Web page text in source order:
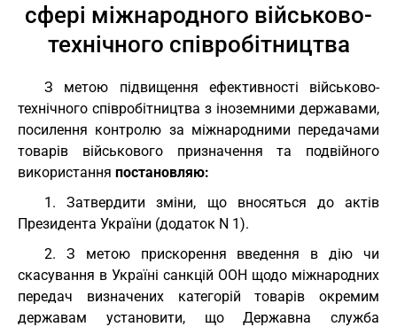
сфері міжнародного військово-
технічного співробітництва
З метою підвищення ефективності військово-
технічного співробітництва з іноземними державами,
посилення контролю за міжнародними передачами
товарів військового призначення та подвійного
використання постановляю:
1. Затвердити зміни, що вносяться до актів
Президента України (додаток N 1).
2. З метою прискорення введення в дію чи
скасування в Україні санкцій ООН щодо міжнародних
передач визначених категорій товарів окремим
державам установити, що Державна служба